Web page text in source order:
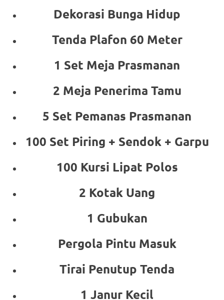
Dekorasi Bunga Hidup
Tenda Plafon 60 Meter
1 Set Meja Prasmanan
2 Meja Penerima Tamu
5 Set Pemanas Prasmanan
100 Set Piring + Sendok + Garpu
100 Kursi Lipat Polos
2 Kotak Uang
1 Gubukan
Pergola Pintu Masuk
Tirai Penutup Tenda
1 Janur Kecil